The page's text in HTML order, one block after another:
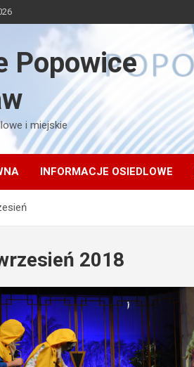
Popowice
i miejskie
INFORMACJE OSIEDLOWE
2018